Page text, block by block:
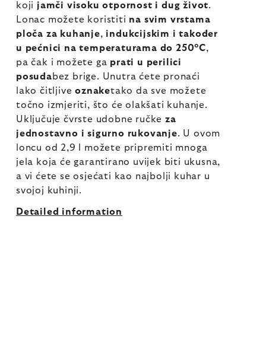
koji jamči visoku otpornost i dug život.
Lonac možete koristiti na svim vrstama
ploča za kuhanje, indukcijskim i također
u pećnici na temperaturama do 250°C,
pa čak i možete ga prati u perilici
posuđabez brige. Unutra ćete pronaći
lako čitljive oznaketako da sve možete
točno izmjeriti, što će olakšati kuhanje.
Uključuje čvrste udobne ručke za
jednostavno i sigurno rukovanje. U ovom
loncu od 2,9 l možete pripremiti mnoga
jela koja će garantirano uvijek biti ukusna,
a vi ćete se osjećati kao najbolji kuhar u
svojoj kuhinji.
Detailed information